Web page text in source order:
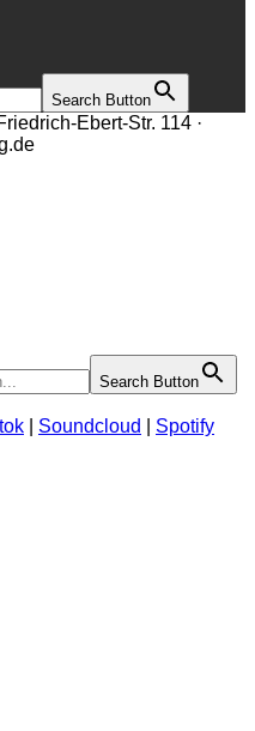
Search Button
Ebert-Str. 114 ·
Search Button
Soundcloud Spotify